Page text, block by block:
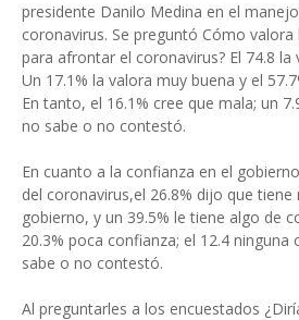
presidente Danilo Medina en el
coronavirus. Se preguntó Cómo
para afrontar el coronavirus? El 74.8
Un 17.1% la valora muy buena y el
En tanto, el 16.1% cree que mala; un
no sabe o no contestó.
En cuanto a la confianza en el
del coronavirus,el 26.8% dijo que
gobierno, y un 39.5% le tiene algo de
20.3% poca confianza; el 12.4 ninguna
sabe o no contestó.
Al preguntarles a los encuestados